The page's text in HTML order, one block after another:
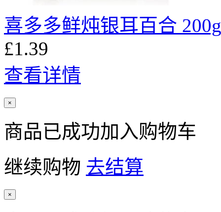
喜多多鲜炖银耳百合 200g
£1.39
查看详情
×
商品已成功加入购物车
继续购物 去结算
×